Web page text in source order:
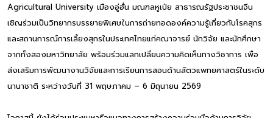
Agricultural University เมืองอู่ฮั่น มณฑลหูเป่ย สาธารณรัฐประชาชนจีน
เชิญร่วมเป็นวิทยากรบรรยายพิเศษในการถ่ายทอดองค์ความรู้เกี่ยวกับโรคสุกร
และสถานการณ์การเลี้ยงสุกรในประเทศไทยแก่คณาจารย์ นักวิจัย และนักศึกษา
จากทั้งสองมหาวิทยาลัย พร้อมร่วมแลกเปลี่ยนความคิดเห็นทางวิชาการ เพื่อ
ส่งเสริมการพัฒนางานวิจัยและการเรียนการสอนด้านสัตวแพทยศาสตร์ในระดับ
นานาชาติ ระหว่างวันที่ 31 พฤษภาคม – 6 มิถุนายน 2569